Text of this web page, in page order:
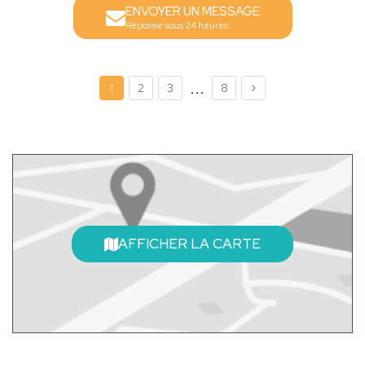
ENVOYER UN MESSAGE
Réponse sous 24 heures
1 2 3 ... 8
AFFICHER LA CARTE